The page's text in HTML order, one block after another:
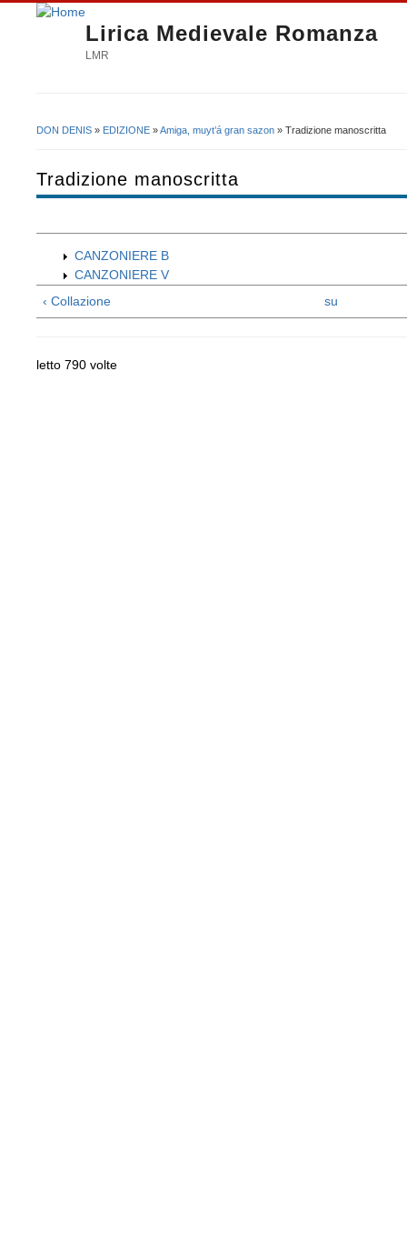
Lirica Medievale Romanza
LMR
DON DENIS » EDIZIONE »Amiga, muyt’á gran sazon » Tradizione manoscritta
Tradizione manoscritta
CANZONIERE B
CANZONIERE V
‹ Collazione
su
letto 790 volte